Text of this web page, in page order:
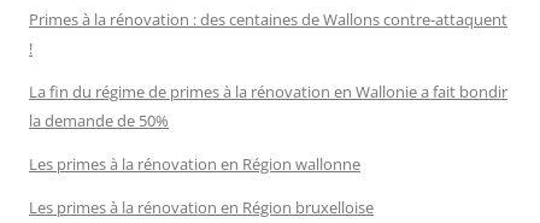
Primes à la rénovation : des centaines de Wallons contre-attaquent
!
La fin du régime de primes à la rénovation en Wallonie a fait bondir
la demande de 50%
Les primes à la rénovation en Région wallonne
Les primes à la rénovation en Région bruxelloise